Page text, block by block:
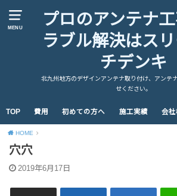
MENU
プロのアンテナ
ラブル解決はス
チデンキ
北九州地方のデザインアンテナ取り付け、アンテ
せください。
TOP 費用 初めての方へ 施工実績 会社
HOME
穴穴
2019年6月17日